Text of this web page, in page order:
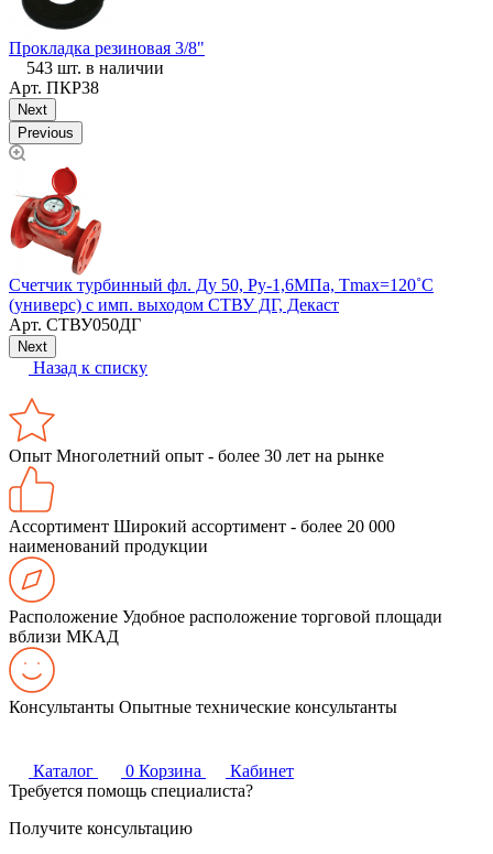
Прокладка резиновая 3/8"
543 шт. в наличии
Арт. ПКР38
Next
Previous
Счетчик турбинный фл. Ду 50, Ру-1,6МПа, Тmax=120˚С
(универс) с имп. выходом СТВУ ДГ, Декаст
Арт. СТВУ050ДГ
Next
Назад к списку
Опыт Многолетний опыт - более 30 лет на рынке
Ассортимент Широкий ассортимент - более 20 000
наименований продукции
Расположение Удобное расположение торговой площади
вблизи МКАД
Консультанты Опытные технические консультанты
Каталог 0 Корзина
Кабинет
Требуется помощь специалиста?
Получите консультацию